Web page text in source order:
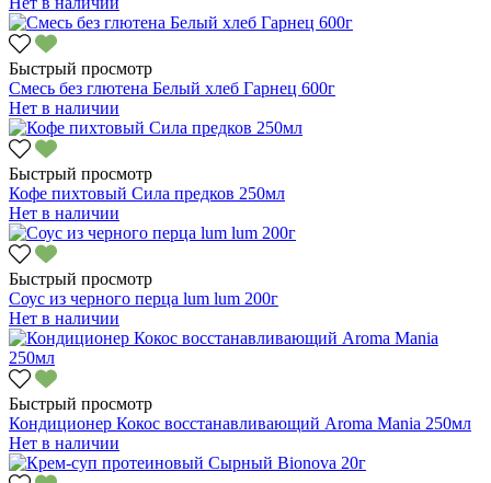
Быстрый просмотр
Смесь без глютена Белый хлеб Гарнец 600г
Нет в наличии
Быстрый просмотр
Кофе пихтовый Сила предков 250мл
Нет в наличии
Быстрый просмотр
Соус из черного перца lum lum 200г
Нет в наличии
Быстрый просмотр
Кондиционер Кокос восстанавливающий Aroma Mania 250мл
Нет в наличии